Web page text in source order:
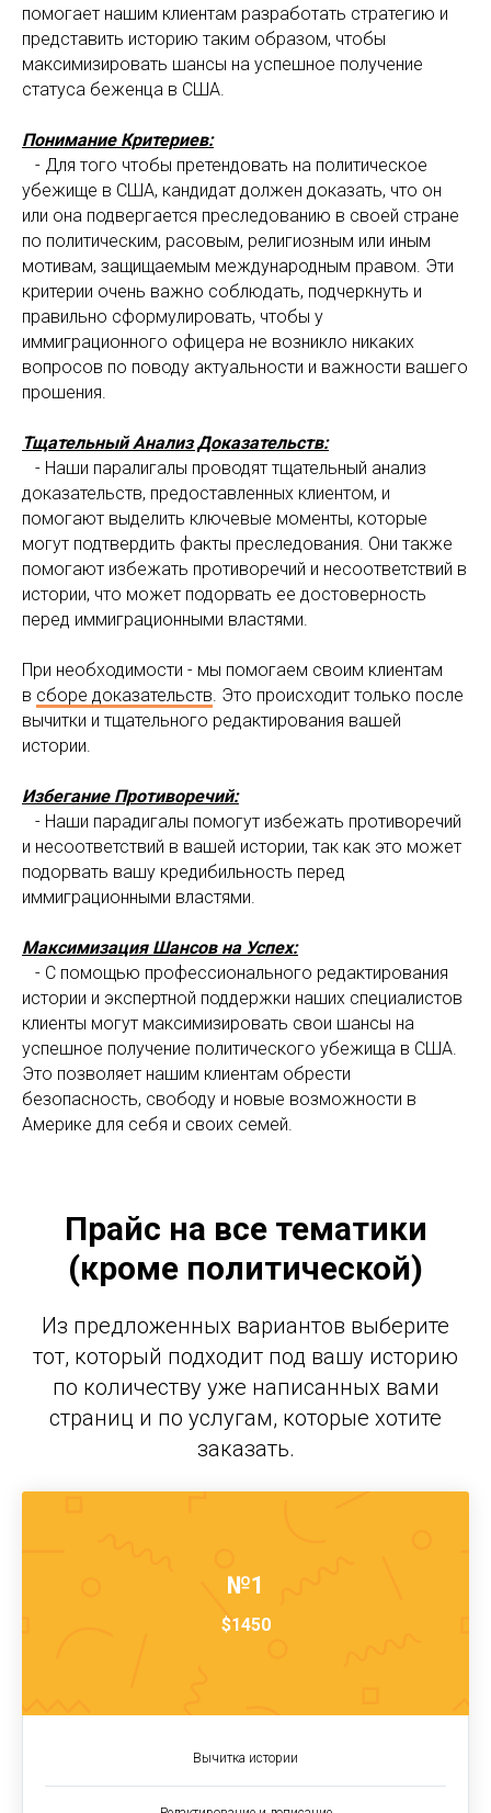
помогает нашим клиентам разработать стратегию и
представить историю таким образом, чтобы
максимизировать шансы на успешное получение
статуса беженца в США.
Понимание Критериев:
- Для того чтобы претендовать на политическое
убежище в США, кандидат должен доказать, что он
или она подвергается преследованию в своей стране
по политическим, расовым, религиозным или иным
мотивам, защищаемым международным правом. Эти
критерии очень важно соблюдать, подчеркнуть и
правильно сформулировать, чтобы у
иммиграционного офицера не возникло никаких
вопросов по поводу актуальности и важности вашего
прошения.
Тщательный Анализ Доказательств:
- Наши паралигалы проводят тщательный анализ
доказательств, предоставленных клиентом, и
помогают выделить ключевые моменты, которые
могут подтвердить факты преследования. Они также
помогают избежать противоречий и несоответствий в
истории, что может подорвать ее достоверность
перед иммиграционными властями.
При необходимости - мы помогаем своим клиентам
в сборе доказательств. Это происходит только после
вычитки и тщательного редактирования вашей
истории.
Избегание Противоречий:
- Наши парадигалы помогут избежать противоречий
и несоответствий в вашей истории, так как это может
подорвать вашу кредибильность перед
иммиграционными властями.
Максимизация Шансов на Успех:
- С помощью профессионального редактирования
истории и экспертной поддержки наших специалистов
клиенты могут максимизировать свои шансы на
успешное получение политического убежища в США.
Это позволяет нашим клиентам обрести
безопасность, свободу и новые возможности в
Америке для себя и своих семей.
Прайс на все тематики
(кроме политической)
Из предложенных вариантов выберите
тот, который подходит под вашу историю
по количеству уже написанных вами
страниц и по услугам, которые хотите
заказать.
№1
$1450
Вычитка истории